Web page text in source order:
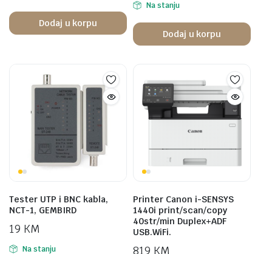
Dodaj u korpu
Na stanju
Dodaj u korpu
Tester UTP i BNC kabla,
NCT-1, GEMBIRD
19 KM
Na stanju
Printer Canon i-SENSYS
1440i print/scan/copy
40str/min Duplex+ADF
USB.WiFi.
819 KM